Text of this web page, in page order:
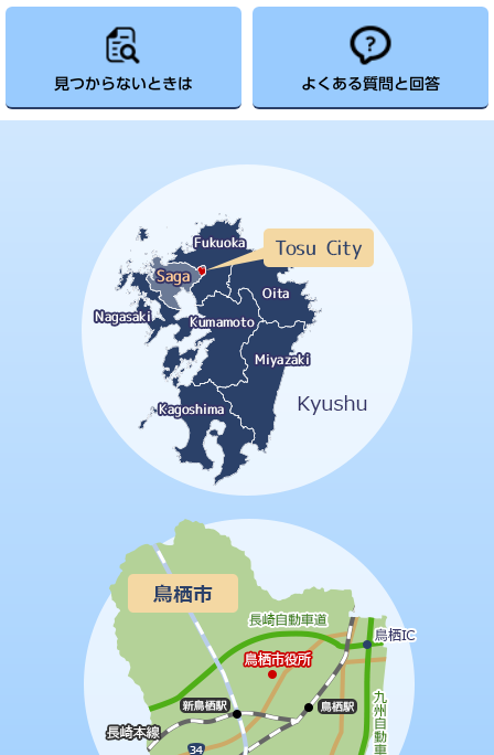
見つからないときは よくある質問と回答